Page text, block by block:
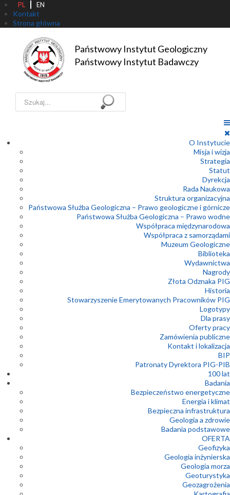
PL EN
Kontakt
Strona główna
Państwowy Instytut Geologiczny
Państwowy Instytut Badawczy
Szukaj...
O Instytucie
Misja i wizja
Strategia
Statut
Dyrekcja
Rada Naukowa
Struktura organizacyjna
Państwowa Służba Geologiczna – Prawo geologiczne i górnicze
Państwowa Służba Geologiczna – Prawo wodne
Współpraca międzynarodowa
Współpraca z samorządami
Muzeum Geologiczne
Biblioteka
Wydawnictwa
Nagrody
Złota Odznaka PIG
Historia
Stowarzyszenie Emerytowanych Pracowników PIG
Logotypy
Dla prasy
Oferty pracy
Zamówienia publiczne
Kontakt i lokalizacja
BIP
Patronaty Dyrektora PIG-PIB
100 lat
Badania
Bezpieczeństwo energetyczne
Energia i klimat
Bezpieczna infrastruktura
Geologia a zdrowie
Badania podstawowe
OFERTA
Geofizyka
Geologia inżynierska
Geologia morza
Geoturystyka
Geozagrożenia